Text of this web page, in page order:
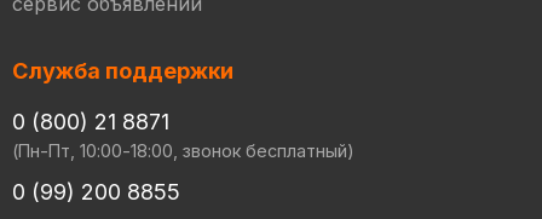
Служба поддержки
0 (800) 21 8871
(Пн-Пт, 10:00-18:00, звонок бесплатный)
0 (99) 200 8855